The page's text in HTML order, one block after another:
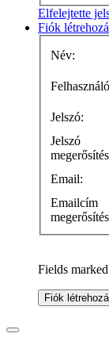
Elfelejtette
Fiók
Név:
Jelszó:
Jelszó
Email:
Emailcím
Fields
Fiók